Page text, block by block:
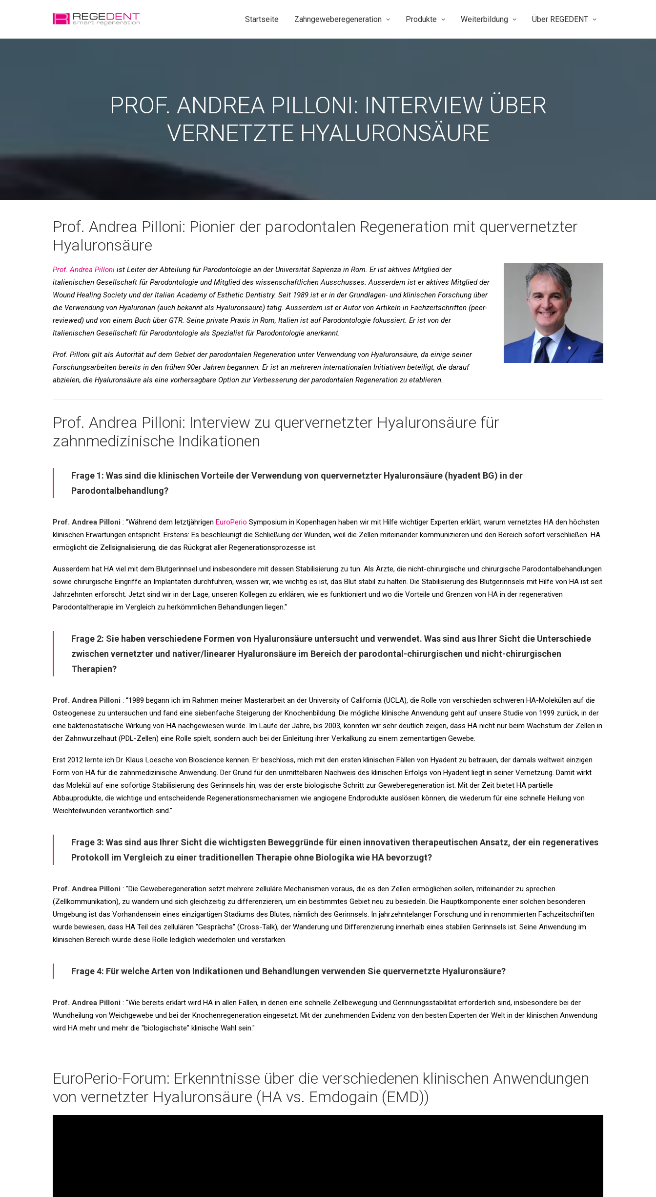
Startseite Zahngeweberegeneration Produkte Weiterbildung Über REGEDENT
PROF. ANDREA PILLONI: INTERVIEW ÜBER
VERNETZTE HYALURONSÄURE
Prof. Andrea Pilloni: Pionier der parodontalen Regeneration mit quervernetzter
Hyaluronsäure
Prof. Andrea Pilloni ist Leiter der Abteilung für Parodontologie an der Universität Sapienza in Rom. Er ist aktives Mitglied der
italienischen Gesellschaft für Parodontologie und Mitglied des wissenschaftlichen Ausschusses. Ausserdem ist er aktives Mitglied der
Wound Healing Society und der Italian Academy of Esthetic Dentistry. Seit 1989 ist er in der Grundlagen- und klinischen Forschung über
die Verwendung von Hyaluronan (auch bekannt als Hyaluronsäure) tätig. Ausserdem ist er Autor von Artikeln in Fachzeitschriften (peer-
reviewed) und von einem Buch über GTR. Seine private Praxis in Rom, Italien ist auf Parodontologie fokussiert. Er ist von der
Italienischen Gesellschaft für Parodontologie als Spezialist für Parodontologie anerkannt.
Prof. Pilloni gilt als Autorität auf dem Gebiet der parodontalen Regeneration unter Verwendung von Hyaluronsäure, da einige seiner
Forschungsarbeiten bereits in den frühen 90er Jahren begannen. Er ist an mehreren internationalen Initiativen beteiligt, die darauf
abzielen, die Hyaluronsäure als eine vorhersagbare Option zur Verbesserung der parodontalen Regeneration zu etablieren.
Prof. Andrea Pilloni: Interview zu quervernetzter Hyaluronsäure für
zahnmedizinische Indikationen
Frage 1: Was sind die klinischen Vorteile der Verwendung von quervernetzter Hyaluronsäure (hyadent BG) in der
Parodontalbehandlung?
Prof. Andrea Pilloni : “Während dem letztjährigen EuroPerio Symposium in Kopenhagen haben wir mit Hilfe wichtiger Experten erklärt, warum vernetztes HA den höchsten
klinischen Erwartungen entspricht. Erstens: Es beschleunigt die Schließung der Wunden, weil die Zellen miteinander kommunizieren und den Bereich sofort verschließen. HA
ermöglicht die Zellsignalisierung, die das Rückgrat aller Regenerationsprozesse ist.
Ausserdem hat HA viel mit dem Blutgerinnsel und insbesondere mit dessen Stabilisierung zu tun. Als Ärzte, die nicht-chirurgische und chirurgische Parodontalbehandlungen
sowie chirurgische Eingriffe an Implantaten durchführen, wissen wir, wie wichtig es ist, das Blut stabil zu halten. Die Stabilisierung des Blutgerinnsels mit Hilfe von HA ist seit
Jahrzehnten erforscht. Jetzt sind wir in der Lage, unseren Kollegen zu erklären, wie es funktioniert und wo die Vorteile und Grenzen von HA in der regenerativen
Parodontaltherapie im Vergleich zu herkömmlichen Behandlungen liegen."
Frage 2: Sie haben verschiedene Formen von Hyaluronsäure untersucht und verwendet. Was sind aus Ihrer Sicht die Unterschiede
zwischen vernetzter und nativer/linearer Hyaluronsäure im Bereich der parodontal-chirurgischen und nicht-chirurgischen
Therapien?
Prof. Andrea Pilloni : “1989 begann ich im Rahmen meiner Masterarbeit an der University of California (UCLA), die Rolle von verschieden schweren HA-Molekülen auf die
Osteogenese zu untersuchen und fand eine siebenfache Steigerung der Knochenbildung. Die mögliche klinische Anwendung geht auf unsere Studie von 1999 zurück, in der
eine bakteriostatische Wirkung von HA nachgewiesen wurde. Im Laufe der Jahre, bis 2003, konnten wir sehr deutlich zeigen, dass HA nicht nur beim Wachstum der Zellen in
der Zahnwurzelhaut (PDL-Zellen) eine Rolle spielt, sondern auch bei der Einleitung ihrer Verkalkung zu einem zementartigen Gewebe.
Erst 2012 lernte ich Dr. Klaus Loesche von Bioscience kennen. Er beschloss, mich mit den ersten klinischen Fällen von Hyadent zu betrauen, der damals weltweit einzigen
Form von HA für die zahnmedizinische Anwendung. Der Grund für den unmittelbaren Nachweis des klinischen Erfolgs von Hyadent liegt in seiner Vernetzung. Damit wirkt
das Molekül auf eine sofortige Stabilisierung des Gerinnsels hin, was der erste biologische Schritt zur Geweberegeneration ist. Mit der Zeit bietet HA partielle
Abbauprodukte, die wichtige und entscheidende Regenerationsmechanismen wie angiogene Endprodukte auslösen können, die wiederum für eine schnelle Heilung von
Weichteilwunden verantwortlich sind."
Frage 3: Was sind aus Ihrer Sicht die wichtigsten Beweggründe für einen innovativen therapeutischen Ansatz, der ein regeneratives
Protokoll im Vergleich zu einer traditionellen Therapie ohne Biologika wie HA bevorzugt?
Prof. Andrea Pilloni : "Die Geweberegeneration setzt mehrere zelluläre Mechanismen voraus, die es den Zellen ermöglichen sollen, miteinander zu sprechen
(Zellkommunikation), zu wandern und sich gleichzeitig zu differenzieren, um ein bestimmtes Gebiet neu zu besiedeln. Die Hauptkomponente einer solchen besonderen
Umgebung ist das Vorhandensein eines einzigartigen Stadiums des Blutes, nämlich des Gerinnsels. In jahrzehntelanger Forschung und in renommierten Fachzeitschriften
wurde bewiesen, dass HA Teil des zellulären "Gesprächs" (Cross-Talk), der Wanderung und Differenzierung innerhalb eines stabilen Gerinnsels ist. Seine Anwendung im
klinischen Bereich würde diese Rolle lediglich wiederholen und verstärken.
Frage 4: Für welche Arten von Indikationen und Behandlungen verwenden Sie quervernetzte Hyaluronsäure?
Prof. Andrea Pilloni : "Wie bereits erklärt wird HA in allen Fällen, in denen eine schnelle Zellbewegung und Gerinnungsstabilität erforderlich sind, insbesondere bei der
Wundheilung von Weichgewebe und bei der Knochenregeneration eingesetzt. Mit der zunehmenden Evidenz von den besten Experten der Welt in der klinischen Anwendung
wird HA mehr und mehr die "biologischste" klinische Wahl sein."
EuroPerio-Forum: Erkenntnisse über die verschiedenen klinischen Anwendungen
von vernetzter Hyaluronsäure (HA vs. Emdogain (EMD))